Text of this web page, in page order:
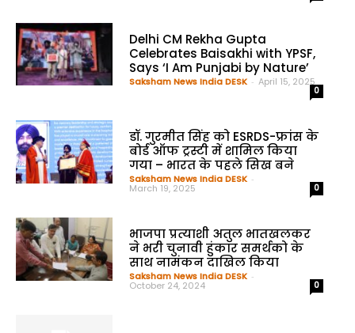
Delhi CM Rekha Gupta
Celebrates Baisakhi with YPSF,
Says ‘I Am Punjabi by Nature’
Saksham News India DESK - April 15, 2025
0
डॉ. गुरमीत सिंह को ESRDS-फ्रांस के
बोर्ड ऑफ ट्रस्टी में शामिल किया
गया – भारत के पहले सिख बने
Saksham News India DESK -
March 19, 2025 0
भाजपा प्रत्याशी अतुल भातखलकर
ने भरी चुनावी हुंकार समर्थको के
साथ नामंकन दाखिल किया
Saksham News India DESK -
October 24, 2024 0